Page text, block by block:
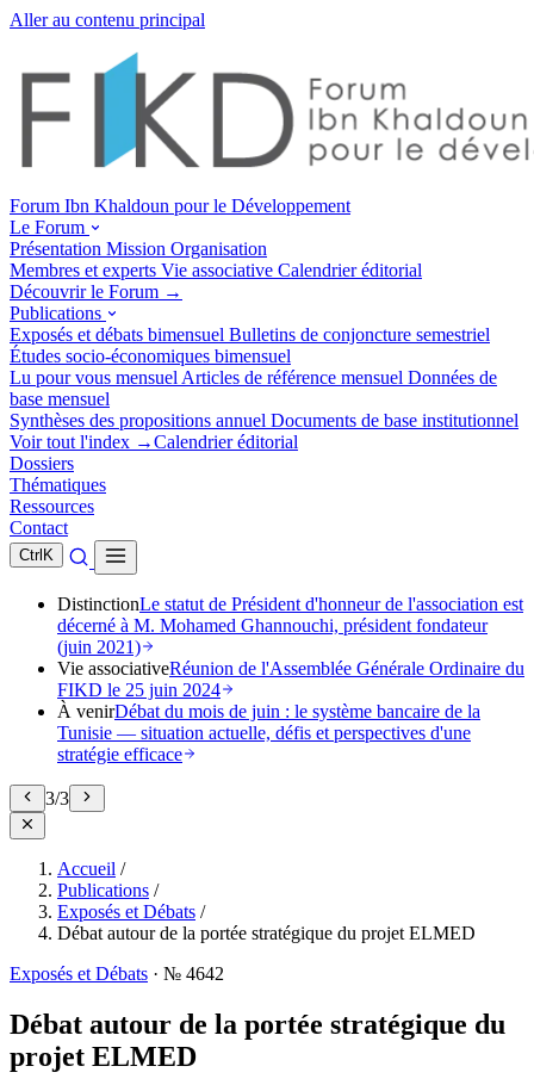
Aller au contenu principal
Forum Ibn Khaldoun pour le Développement
Le Forum
Présentation Mission Organisation
Membres et experts Vie associative Calendrier éditorial
Découvrir le Forum →
Publications
Exposés et débats bimensuel Bulletins de conjoncture semestriel
Études socio-économiques bimensuel
Lu pour vous mensuel Articles de référence mensuel Données de
base mensuel
Synthèses des propositions annuel Documents de base institutionnel
Voir tout l'index →Calendrier éditorial
Dossiers
Thématiques
Ressources
Contact
Ctrl K
DistinctionLe statut de Président d'honneur de l'association est
décerné à M. Mohamed Ghannouchi, président fondateur
(juin 2021)
Vie associativeRéunion de l'Assemblée Générale Ordinaire du
FIKD le 25 juin 2024
À venirDébat du mois de juin : le système bancaire de la
Tunisie — situation actuelle, défis et perspectives d'une
stratégie efficace
3/3
Accueil /
Publications /
Exposés et Débats /
Débat autour de la portée stratégique du projet ELMED
Exposés et Débats · № 4642
Débat autour de la portée stratégique du
projet ELMED